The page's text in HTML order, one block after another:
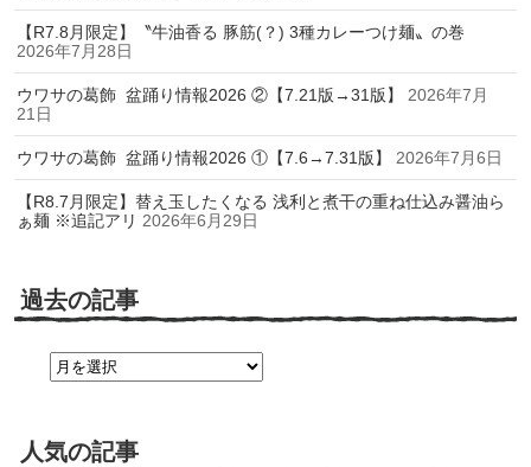
【R7.8月限定】〝牛油香る 豚筋(？) 3種カレーつけ麺〟の巻
2026年7月28日
ウワサの葛飾 盆踊り情報2026 ②【7.21版→31版】
2026年7月
21日
ウワサの葛飾 盆踊り情報2026 ①【7.6→7.31版】 2026年7月6日
【R8.7月限定】替え玉したくなる 浅利と煮干の重ね仕込み醤油ら
ぁ麺 ※追記アリ 2026年6月29日
過去の記事
人気の記事